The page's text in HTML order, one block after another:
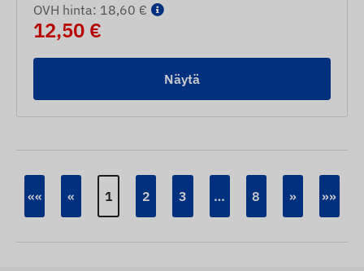
OVH hinta: 18,60 €
12,50 €
Näytä
«« « 1 2 3 … 8 » »»